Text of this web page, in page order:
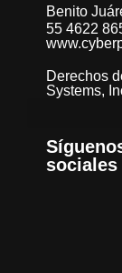
Benito
55 4622
Derechos
Systems,
sociales